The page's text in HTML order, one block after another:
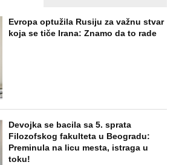
Evropa optužila Rusiju za važnu stvar
koja se tiče Irana: Znamo da to rade
Devojka se bacila sa 5. sprata
Filozofskog fakulteta u Beogradu:
Preminula na licu mesta, istraga u
toku!